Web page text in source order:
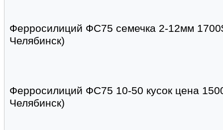
Ферросилиций ФС75 семечка 2-12мм
Челябинск)
Ферросилиций ФС75 10-50 кусок цена
Челябинск)